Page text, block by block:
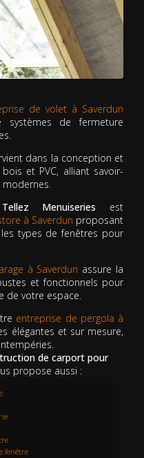
de volet à Saverdun
de fermeture
dans la conception et
et PVC, alliant savoir-
Tellez Menuiseries est
à Saverdun proposant
types de fenêtres pour
à Saverdun assure la
et fonctionnels pour
de votre espace.
entreprise de pergola à
élégantes et sur mesure,
de carport pour
propose aussi :
fenêtre